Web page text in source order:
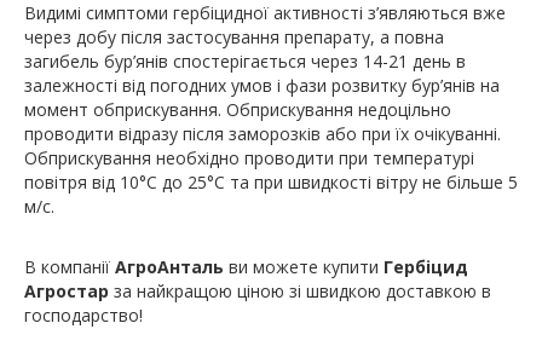
Видимі симптоми гербіцидної активності з’являються вже
через добу після застосування препарату, а повна
загибель бур’янів спостерігається через 14-21 день в
залежності від погодних умов і фази розвитку бур’янів на
момент обприскування. Обприскування недоцільно
проводити відразу після заморозків або при їх очікуванні.
Обприскування необхідно проводити при температурі
повітря від 10°С до 25°С та при швидкості вітру не більше 5
м/с.
В компанії АгроАнталь ви можете купити Гербіцид
Агростар за найкращою ціною зі швидкою доставкою в
господарство!